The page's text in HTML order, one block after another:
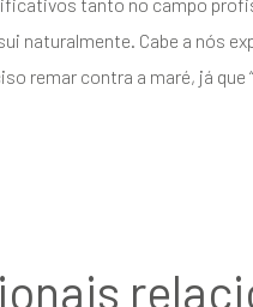
naturalmente. Cabe a nós
remar contra a maré, já